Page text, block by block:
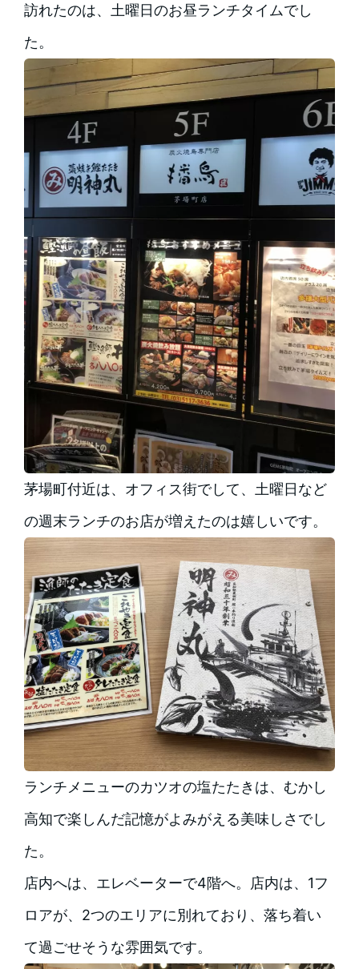
訪れたのは、土曜日のお昼ランチタイムでし
た。
茅場町付近は、オフィス街でして、土曜日など
の週末ランチのお店が増えたのは嬉しいです。
ランチメニューのカツオの塩たたきは、むかし
高知で楽しんだ記憶がよみがえる美味しさでし
た。
店内へは、エレベーターで4階へ。店内は、1フ
ロアが、2つのエリアに別れており、落ち着い
て過ごせそうな雰囲気です。